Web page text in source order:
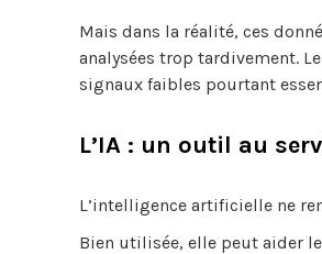
Mais dans la réalité, ces
analysées trop tardivement.
signaux faibles pourtant
L’IA : un outil au
L’intelligence artificielle ne
Bien utilisée, elle peut aider